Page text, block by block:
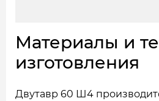
Материалы и
изготовления
Двутавр 60 Ш4